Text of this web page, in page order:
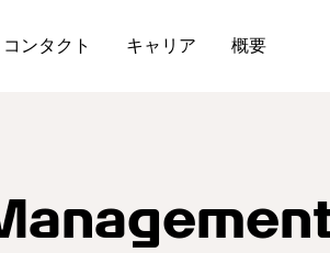
コンタクト キャリア 概要